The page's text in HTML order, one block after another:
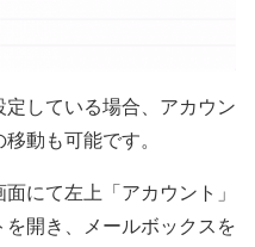
している場合、アカウン
動も可能です。
にて左上「アカウント」
開き、メールボックスを